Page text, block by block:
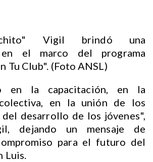
Vigil brindó una
en el marco del programa
Tu Club". (Foto ANSL)
en la capacitación, en la
en la unión de los
desarrollo de los jóvenes",
dejando un mensaje de
para el futuro del
Luis.